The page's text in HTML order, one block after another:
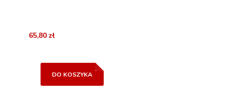
65,80 zł
DO KOSZYKA